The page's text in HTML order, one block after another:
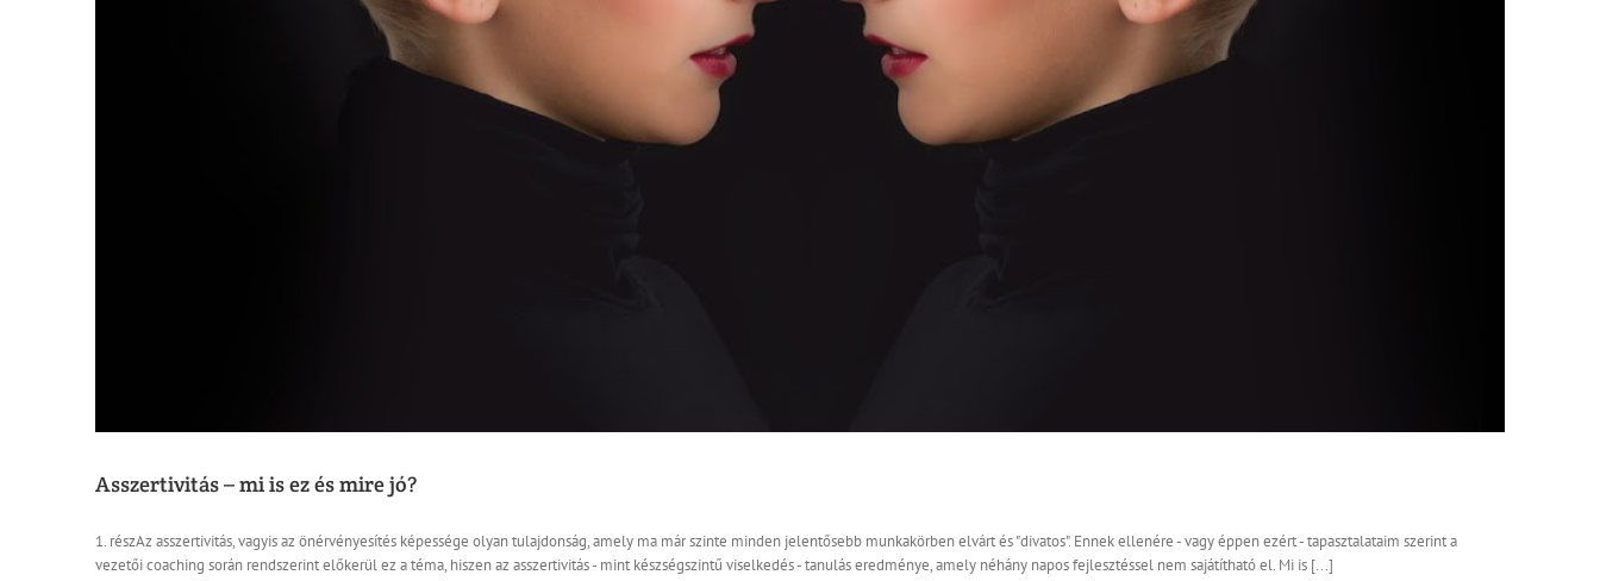
Asszertivitás – mi is ez és mire jó?
1. részAz asszertivitás, vagyis az önérvényesítés képessége olyan tulajdonság, amely ma már szinte minden jelentősebb munkakörben elvárt és "divatos". Ennek ellenére - vagy éppen ezért - tapasztalataim szerint a
vezetői coaching során rendszerint előkerül ez a téma, hiszen az asszertivitás - mint készségszintű viselkedés - tanulás eredménye, amely néhány napos fejlesztéssel nem sajátítható el. Mi is [...]